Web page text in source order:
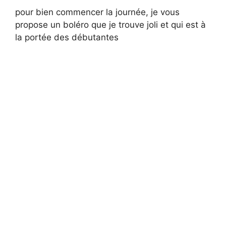
pour bien commencer la journée, je vous
propose un boléro que je trouve joli et qui est à
la portée des débutantes